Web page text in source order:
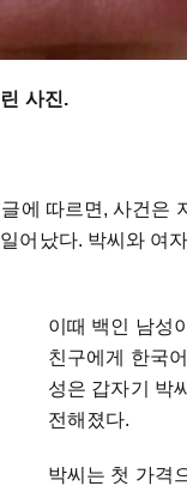
사진.
에 따르면, 사건은
어났다. 박씨와 여
이때 백인 남성
친구에게 한국
성은 갑자기 박
전해졌다.
박씨는 첫 가격